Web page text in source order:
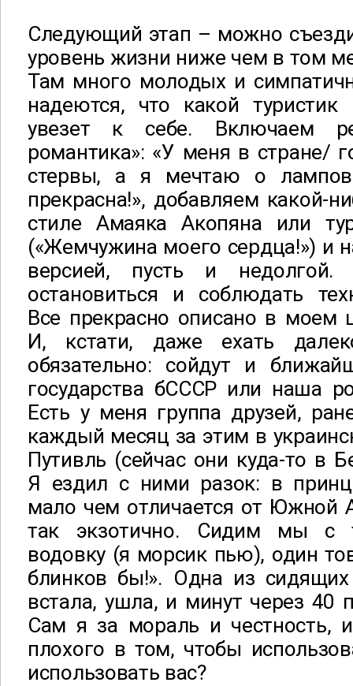
Следующий этап – можно
уровень жизни ниже чем в том
Там много молодых и
надеются, что какой
увезет к себе. Включаем
романтика»: «У меня в стране/
стервы, а я мечтаю о
прекрасна!», добавляем какой-
стиле Амаяка Акопяна или
(«Жемчужина моего сердца!») и
версией, пусть и недолгой.
остановиться и соблюдать
Все прекрасно описано в моем
И, кстати, даже ехать
обязательно: сойдут и
государства бСССР или наша
Есть у меня группа друзей,
каждый месяц за этим в
Путивль (сейчас они куда-то в
Я ездил с ними разок: в
мало чем отличается от Южной
так экзотично. Сидим мы с
водовку (я морсик пью), один
блинков бы!». Одна из
встала, ушла, и минут через 40
Сам я за мораль и честность,
плохого в том, чтобы
использовать вас?